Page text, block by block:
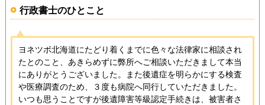
行政書士のひとこと
ヨネツボ北海道にたどり着くまでに色々な法律家に相談され
たとのこと、あきらめずに弊所へご相談いただきまして本当
にありがとうございました。また後遺症を明らかにする検査
や医療調査のため、３度も病院へ同行していただきました。
いつも思うことですが後遺障害等級認定手続きは、被害者さ